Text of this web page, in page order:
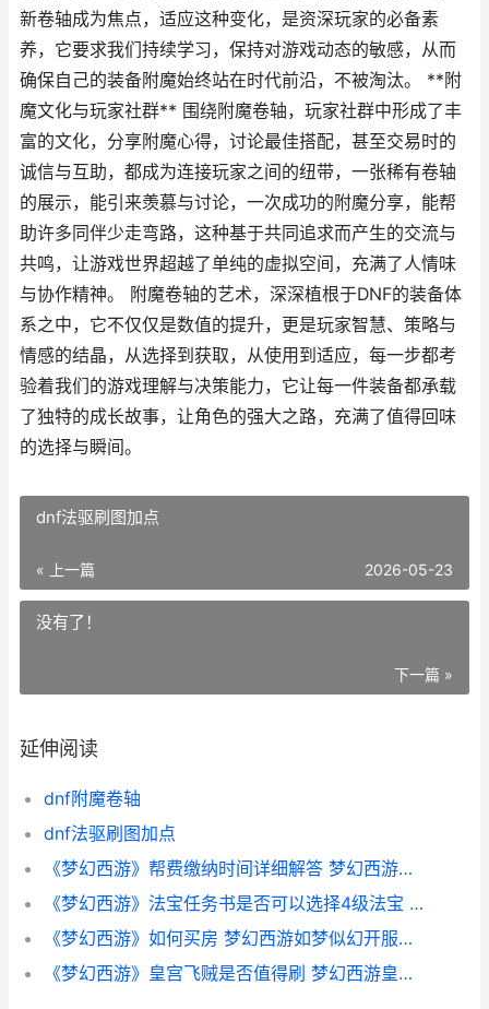
新卷轴成为焦点，适应这种变化，是资深玩家的必备素
养，它要求我们持续学习，保持对游戏动态的敏感，从而
确保自己的装备附魔始终站在时代前沿，不被淘汰。 **附
魔文化与玩家社群** 围绕附魔卷轴，玩家社群中形成了丰
富的文化，分享附魔心得，讨论最佳搭配，甚至交易时的
诚信与互助，都成为连接玩家之间的纽带，一张稀有卷轴
的展示，能引来羡慕与讨论，一次成功的附魔分享，能帮
助许多同伴少走弯路，这种基于共同追求而产生的交流与
共鸣，让游戏世界超越了单纯的虚拟空间，充满了人情味
与协作精神。 附魔卷轴的艺术，深深植根于DNF的装备体
系之中，它不仅仅是数值的提升，更是玩家智慧、策略与
情感的结晶，从选择到获取，从使用到适应，每一步都考
验着我们的游戏理解与决策能力，它让每一件装备都承载
了独特的成长故事，让角色的强大之路，充满了值得回味
的选择与瞬间。
dnf法驱刷图加点
« 上一篇 2026-05-23
没有了！
下一篇 »
延伸阅读
dnf附魔卷轴
dnf法驱刷图加点
《梦幻西游》帮费缴纳时间详细解答 梦幻西游帮贡
《梦幻西游》法宝任务书是否可以选择4级法宝 梦幻西游法爆几率怎么算
《梦幻西游》如何买房 梦幻西游如梦似幻开服时间
《梦幻西游》皇宫飞贼是否值得刷 梦幻西游皇宫飞贼奖励丰厚么